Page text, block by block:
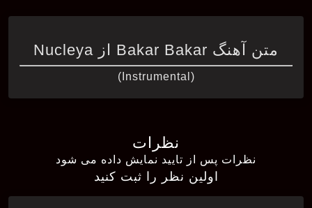
متن آهنگ Bakar Bakar از Nucleya
(Instrumental)
نظرات
نظرات پس از تایید نمایش داده می شود
اولین نظر را ثبت کنید